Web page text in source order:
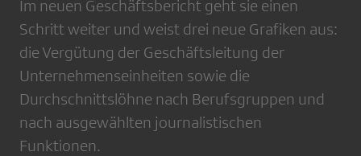
Im neuen Geschäftsbericht geht sie einen
Schritt weiter und weist drei neue Grafiken aus:
die Vergütung der Geschäftsleitung der
Unternehmenseinheiten sowie die
Durchschnittslöhne nach Berufsgruppen und
nach ausgewählten journalistischen
Funktionen.